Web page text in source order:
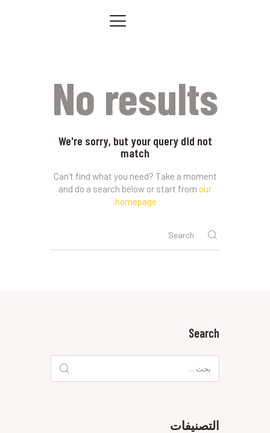
اتصل بنا
المقالات
No results
We're sorry, but your query did not
match
Can't find what you need? Take a moment
and do a search below or start from our
homepage
.
Search
عن:
التصنيفات